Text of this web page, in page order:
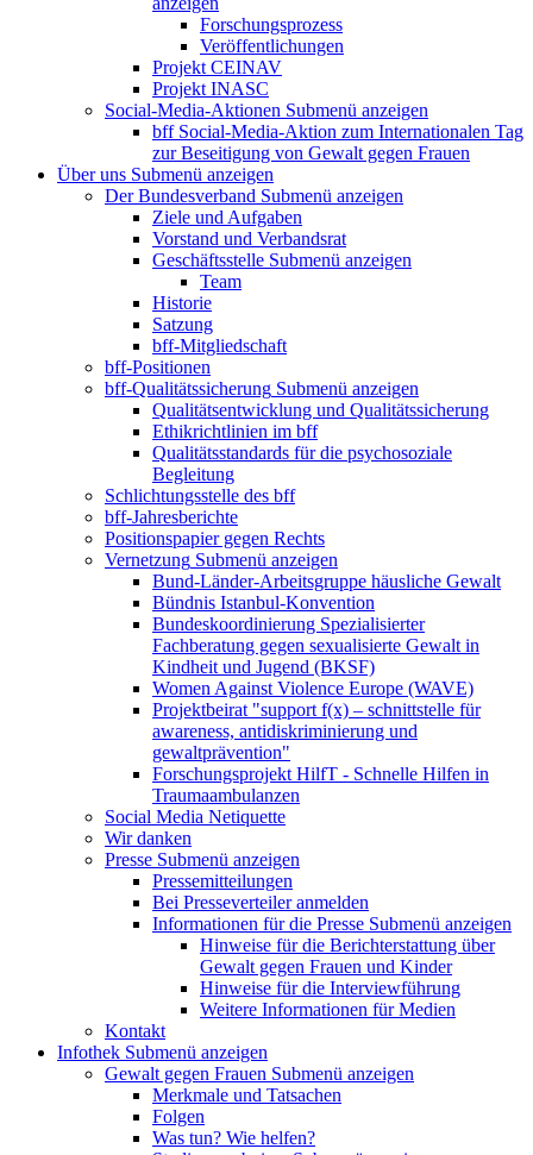
Forschungsprozess
Veröffentlichungen
Projekt CEINAV
Projekt INASC
Social-Media-Aktionen Submenü anzeigen
bff Social-Media-Aktion zum Internationalen Tag
zur Beseitigung von Gewalt gegen Frauen
Über uns Submenü anzeigen
Der Bundesverband Submenü anzeigen
Ziele und Aufgaben
Vorstand und Verbandsrat
Geschäftsstelle Submenü anzeigen
Team
Historie
Satzung
bff-Mitgliedschaft
bff-Positionen
bff-Qualitätssicherung Submenü anzeigen
Qualitätsentwicklung und Qualitätssicherung
Ethikrichtlinien im bff
Qualitätsstandards für die psychosoziale
Begleitung
Schlichtungsstelle des bff
bff-Jahresberichte
Positionspapier gegen Rechts
Vernetzung Submenü anzeigen
Bund-Länder-Arbeitsgruppe häusliche Gewalt
Bündnis Istanbul-Konvention
Bundeskoordinierung Spezialisierter
Fachberatung gegen sexualisierte Gewalt in
Kindheit und Jugend (BKSF)
Women Against Violence Europe (WAVE)
Projektbeirat "support f(x) – schnittstelle für
awareness, antidiskriminierung und
gewaltprävention"
Forschungsprojekt HilfT - Schnelle Hilfen in
Traumaambulanzen
Social Media Netiquette
Wir danken
Presse Submenü anzeigen
Pressemitteilungen
Bei Presseverteiler anmelden
Informationen für die Presse Submenü anzeigen
Hinweise für die Berichterstattung über
Gewalt gegen Frauen und Kinder
Hinweise für die Interviewführung
Weitere Informationen für Medien
Kontakt
Infothek Submenü anzeigen
Gewalt gegen Frauen Submenü anzeigen
Merkmale und Tatsachen
Folgen
Was tun? Wie helfen?